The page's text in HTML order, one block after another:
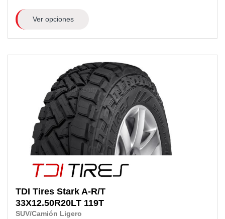
Ver opciones
TDI Tires Stark A-R/T
33X12.50R20LT 119T
SUV/Camión Ligero